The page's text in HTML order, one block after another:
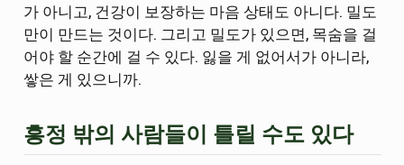
가 아니고, 건강이 보장하는 마음 상태도 아니다. 밀도
만이 만드는 것이다. 그리고 밀도가 있으면, 목숨을 걸
어야 할 순간에 걸 수 있다. 잃을 게 없어서가 아니라,
쌓은 게 있으니까.
흥정 밖의 사람들이 틀릴 수도 있다